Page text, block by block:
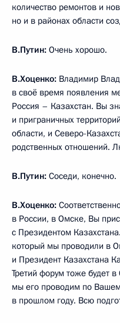
количество ремонтов и
но и в районах области
В.Путин: Очень хорошо.
В.Хоценко: Владимир
в своё время появления
Россия – Казахстан. Вы
и приграничных
области, и Северо-
родственных отношений.
В.Путин: Соседи, конечно.
В.Хоценко:
в России, в Омске, Вы
с Президентом
который мы проводили в
и Президент Казахстана
Третий форум тоже будет
мы его проводим по
в прошлом году. Всю